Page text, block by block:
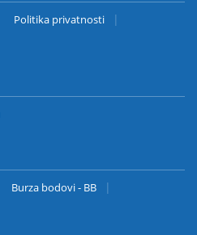
Politika privatnosti
Burza bodovi - BB